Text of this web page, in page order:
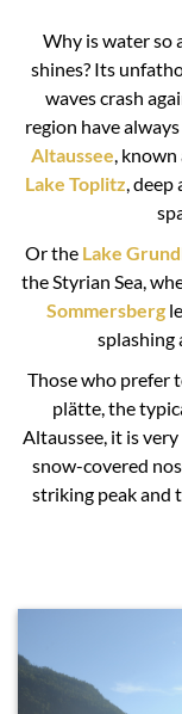
Why is water so
shines? Its
waves crash
region have
Altaussee, known
Lake Toplitz, deep
Or the Lake
the Styrian Sea,
Sommersberg
splashing
Those who prefer
plätte, the
Altaussee, it is
snow-covered
striking peak and